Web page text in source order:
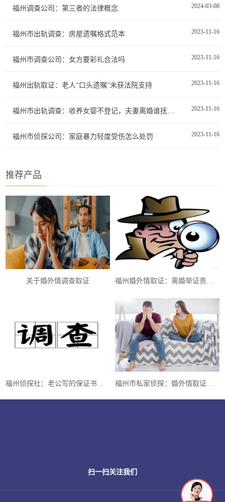
2024-03-08
福州调查公司：第三者的法律概念
2023-11-16
福州市出轨调查：房屋遗嘱格式范本
2023-11-16
福州市调查公司：女方要彩礼合法吗
2023-11-16
福州出轨取证：老人“口头遗嘱”未获法院支持
2023-11-16
2023-11-16
福州市侦探公司：家庭暴力轻度受伤怎么处罚
推荐产品
关于婚外情调查取证
扫一扫关注我们